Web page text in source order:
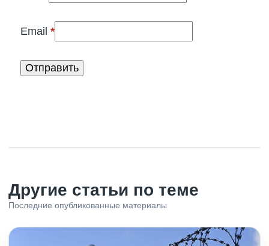
Email *(обязательно)
Другие статьи по теме
Последние опубликованные материалы